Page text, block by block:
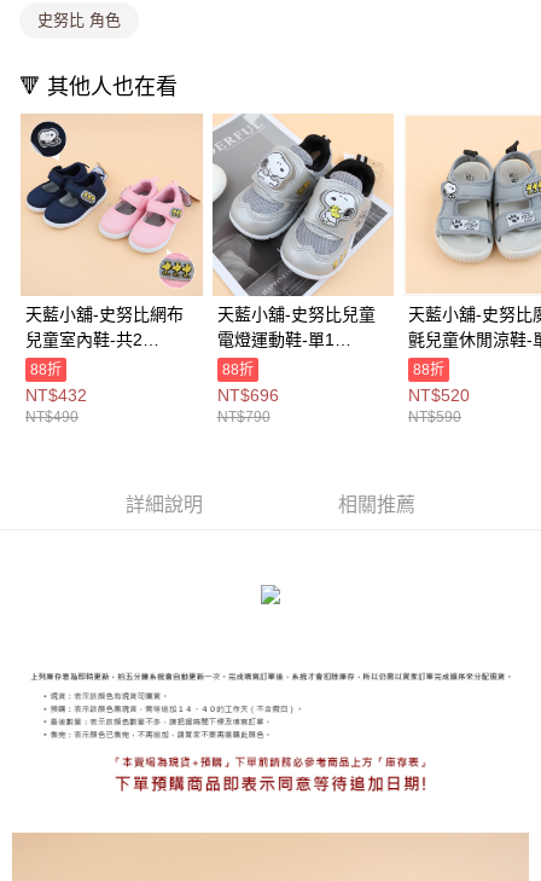
1.分期款項不併入電信帳單，「大哥付你分期」於每月結算日後寄送繳費提
帳／街口支付／iPASS MONEY」等通路繳費。
【注意事項】
1.本服務係由「台灣大哥大股份有限公司」（以下簡稱本公司）所提供，讓
用戶於交易時，得透過本服務購買商品或服務，並由商店將買賣／分期付款
買賣價金債權讓與本公司後，依約使用本公司帳單繳交帳款。
2.基於同意付款使用「大哥付你分期」之契約關係目的，商店將以您的個人
資料（包含姓名、電話或地址）提供予台灣大哥大進項蒐集、處理及利用，
由本公司與您本人進行分期帳單所需資料之確認、核對及更正。
3.完整用戶服務條款，請詳閱以下連結：https://oppay.tw/userRule
每筆NT$80，滿NT$699(含以上)免運費
萊爾富取貨付款
每筆NT$8,888，滿NT$8,888(含以上)免運費
付款後萊爾富取貨
每筆NT$8,888，滿NT$8,888(含以上)免運費
7-11取貨付款
每筆NT$80，滿NT$1,000(含以上)免運費
付款後7-11取貨
每筆NT$80，滿NT$1,000(含以上)免運費
宅配
每筆NT$100，滿NT$1,000(含以上)免運費
史努比 角色
🔻 其他人也在看
天藍小舖-史努比網布
兒童室內鞋-共2
色-$490【A27270486
】
88折
NT$432
NT$490
天藍小舖-史努比兒童
電燈運動鞋-單1
款-$790【A27270488
】
88折
NT$696
NT$790
天藍小舖-史努比
氈兒童休閒涼鞋-
款-$590【
】
88折
NT$520
NT$590
詳細說明 相關推薦